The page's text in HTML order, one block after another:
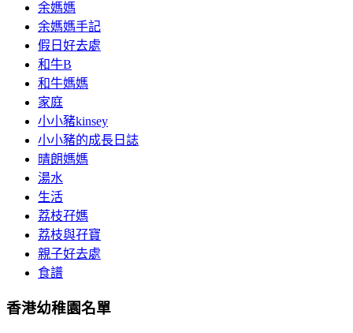
余媽媽
余媽媽手記
假日好去處
和牛B
和牛媽媽
家庭
小小豬kinsey
小小豬的成長日誌
晴朗媽媽
湯水
生活
荔枝孖媽
荔枝與孖寶
親子好去處
食譜
香港幼稚園名單